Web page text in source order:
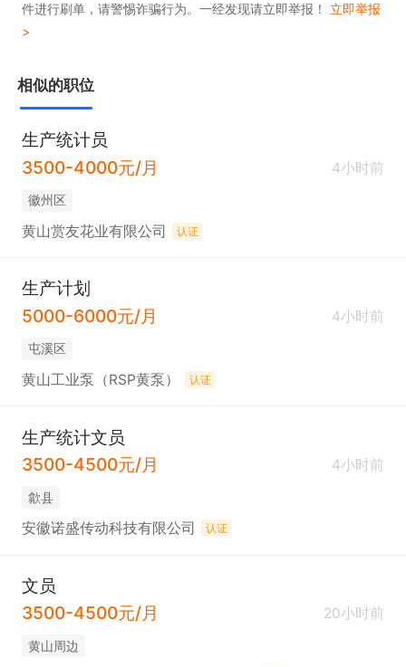
件进行刷单，请警惕诈骗行为。一经发现请立即举报！ 立即举报
>
相似的职位
生产统计员
3500-4000元/月
4小时前
徽州区
黄山赏友花业有限公司 认证
生产计划
5000-6000元/月
4小时前
屯溪区
黄山工业泵（RSP黄泵） 认证
生产统计文员
3500-4500元/月
4小时前
歙县
安徽诺盛传动科技有限公司 认证
文员
3500-4500元/月
20小时前
黄山周边